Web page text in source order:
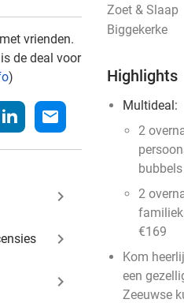
vrienden.
de deal voor
)
linkedin mail
keyboard_arrow_right
keyboard_arrow_right
keyboard_arrow_right
Zoet & Slaap
Biggekerke
Highlights
Multideal:
2
2
€169
Kom
een
Zeeuwse